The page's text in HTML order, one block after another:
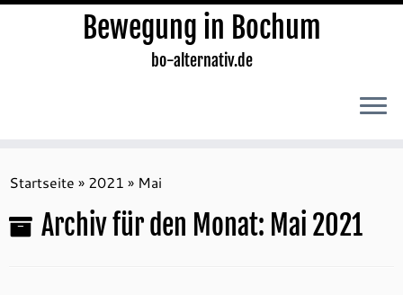
Inhalt
Bewegung in Bochum
bo-alternativ.de
Startseite » 2021 » Mai
Archiv für den Monat: Mai 2021